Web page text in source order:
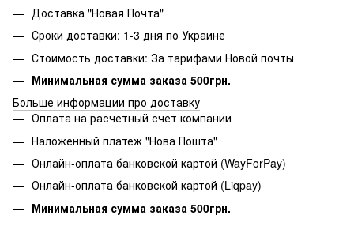
Доставка "Новая Почта"
Сроки доставки: 1-3 дня по Украине
Стоимость доставки: За тарифами Новой почты
Минимальная сумма заказа 500грн.
Больше информации про доставку
Оплата на расчетный счет компании
Наложенный платеж "Нова Пошта"
Онлайн-оплата банковской картой (WayForPay)
Онлайн-оплата банковской картой (Liqpay)
Минимальная сумма заказа 500грн.